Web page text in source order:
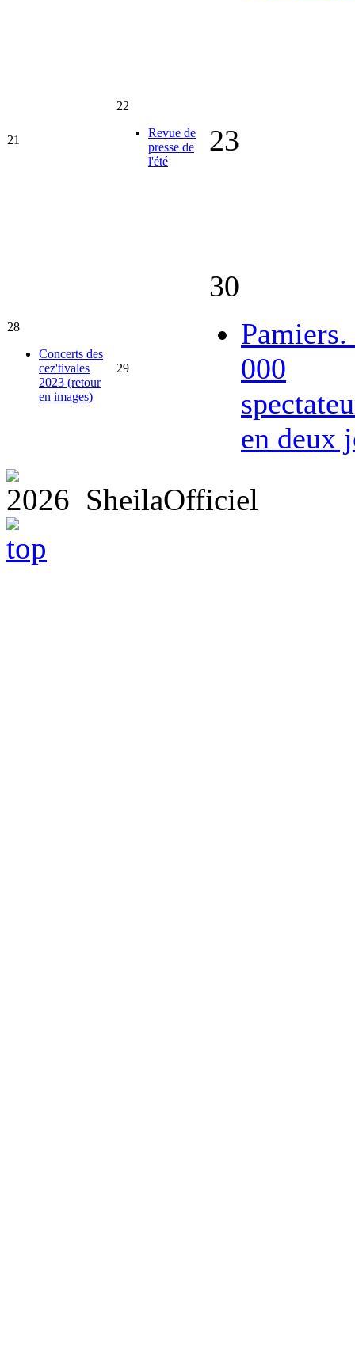
21
22
Revue de
presse de
l'été
23
28
Concerts des
cez'tivales
2023 (retour
en images)
29
30
Pamiers.
000
en deux
2026 SheilaOfficiel